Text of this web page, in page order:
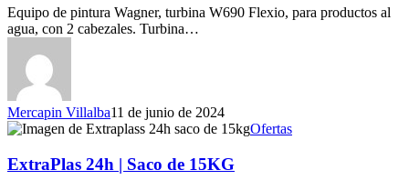
Equipo de pintura Wagner, turbina W690 Flexio, para productos al
agua, con 2 cabezales. Turbina…
Mercapin Villalba11 de junio de 2024
Ofertas
ExtraPlas 24h | Saco de 15KG